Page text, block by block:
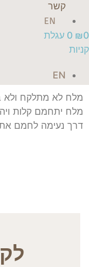
קשר
EN
₪0
0 עגלת
קניות
EN
מלח לא מתלקח ולא
מלח יתחמם קלות
דרך נעימה לחמם את